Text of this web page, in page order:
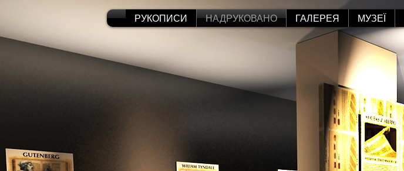
РУКОПИСИ НАДРУКОВАНО ГАЛЕРЕЯ МУЗЕЇ